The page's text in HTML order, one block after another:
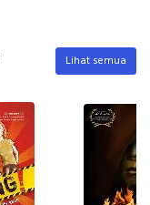
Lihat semua